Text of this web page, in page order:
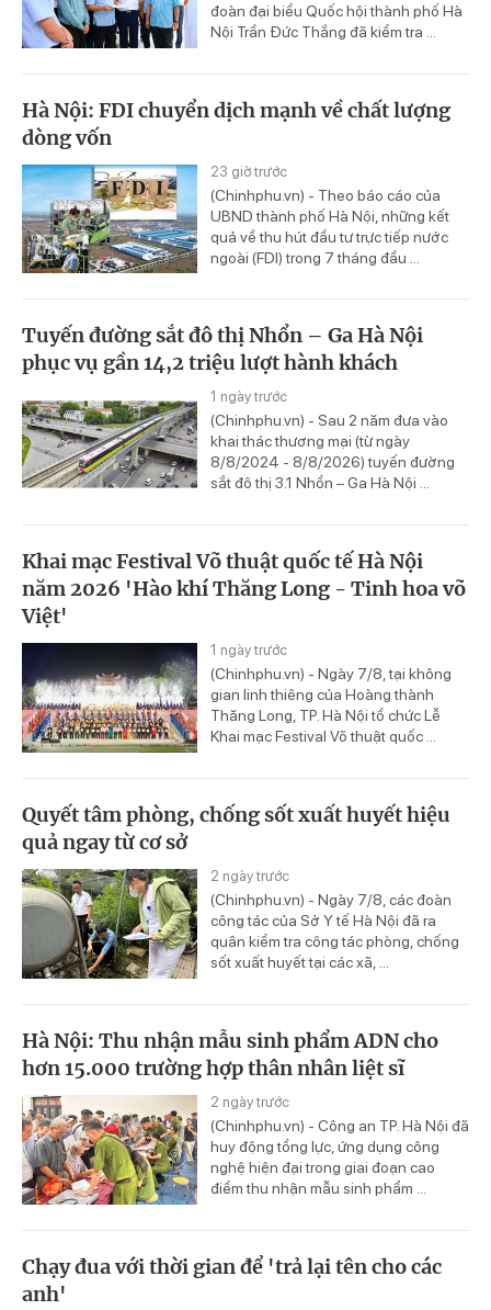
đoàn đại biểu Quốc hội thành phố Hà
Nội Trần Đức Thắng đã kiểm tra ...
Hà Nội: FDI chuyển dịch mạnh về chất lượng
dòng vốn
23 giờ trước
(Chinhphu.vn) - Theo báo cáo của
UBND thành phố Hà Nội, những kết
quả về thu hút đầu tư trực tiếp nước
ngoài (FDI) trong 7 tháng đầu ...
Tuyến đường sắt đô thị Nhổn – Ga Hà Nội
phục vụ gần 14,2 triệu lượt hành khách
1 ngày trước
(Chinhphu.vn) - Sau 2 năm đưa vào
khai thác thương mại (từ ngày
8/8/2024 - 8/8/2026) tuyến đường
sắt đô thị 3.1 Nhổn – Ga Hà Nội ...
Khai mạc Festival Võ thuật quốc tế Hà Nội
năm 2026 'Hào khí Thăng Long - Tinh hoa võ
Việt'
1 ngày trước
(Chinhphu.vn) - Ngày 7/8, tại không
gian linh thiêng của Hoàng thành
Thăng Long, TP. Hà Nội tổ chức Lễ
Khai mạc Festival Võ thuật quốc ...
Quyết tâm phòng, chống sốt xuất huyết hiệu
quả ngay từ cơ sở
2 ngày trước
(Chinhphu.vn) - Ngày 7/8, các đoàn
công tác của Sở Y tế Hà Nội đã ra
quân kiểm tra công tác phòng, chống
sốt xuất huyết tại các xã, ...
Hà Nội: Thu nhận mẫu sinh phẩm ADN cho
hơn 15.000 trường hợp thân nhân liệt sĩ
2 ngày trước
(Chinhphu.vn) - Công an TP. Hà Nội đã
huy động tổng lực, ứng dụng công
nghệ hiện đại trong giai đoạn cao
điểm thu nhận mẫu sinh phẩm ...
Chạy đua với thời gian để 'trả lại tên cho các
anh'